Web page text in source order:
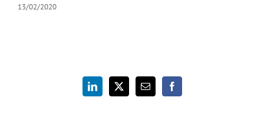
13/02/2020